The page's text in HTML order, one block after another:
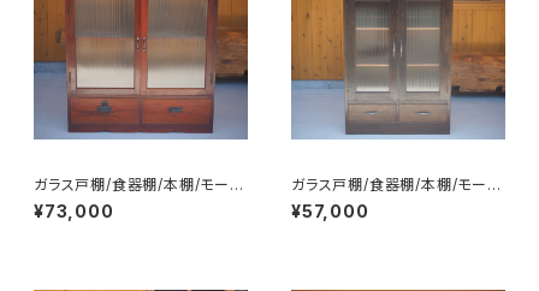
ガラス戸棚/食器棚/本棚/モール
ガラス/No.0224
¥73,000
ガラス戸棚/食器棚/本棚/モール
ガラス/No.0218
¥57,000